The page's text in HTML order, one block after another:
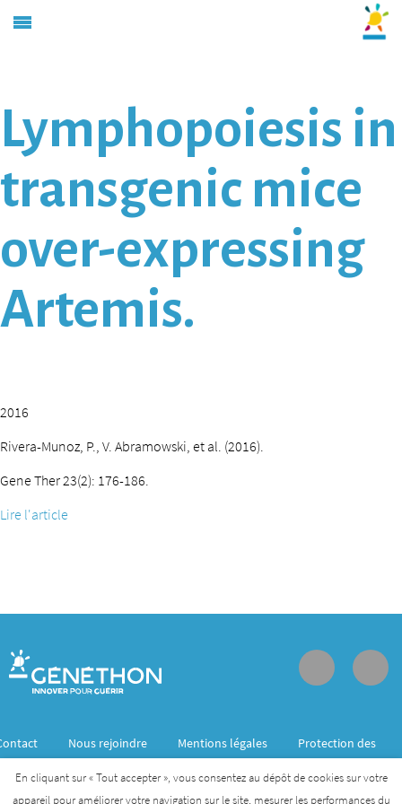
Lymphopoiesis in
transgenic mice
over-expressing
Artemis.
2016
Rivera-Munoz, P., V. Abramowski, et al. (2016).
Gene Ther 23(2): 176-186.
Lire l'article
Nous rejoindre Mentions légales
Protection des
En cliquant sur « Tout accepter », vous consentez au dépôt de cookies sur votre
appareil pour améliorer votre navigation sur le site, mesurer les performances du